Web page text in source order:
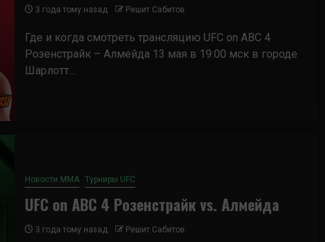
3 года тому назад Решит Сабитов
Где и когда смотреть трансляцию UFC on ABC 4
Розенстрайк – Алмейда 13 мая в 19:00 мск в городе
Шарлотт...
Новости ММА Турниры UFC
UFC on ABC 4 Розенстрайк vs. Алмейда
3 года тому назад Решит Сабитов